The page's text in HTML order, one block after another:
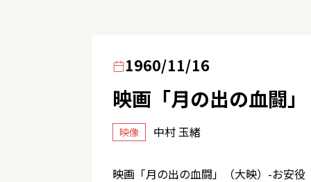
1960/11/16
映画「月の出の血闘」
映像 中村 玉緒
映画「月の出の血闘」（大映）-お安役